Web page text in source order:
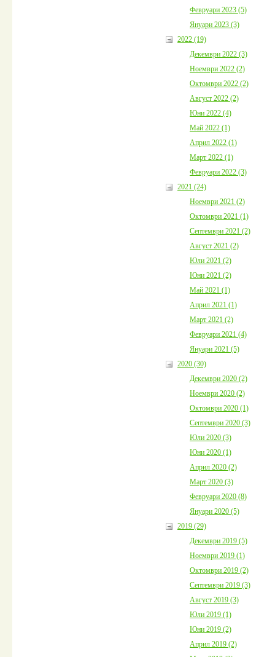
Февруари 2023 (5)
Януари 2023 (3)
2022 (19)
Декември 2022 (3)
Ноември 2022 (2)
Октомври 2022 (2)
Август 2022 (2)
Юни 2022 (4)
Май 2022 (1)
Април 2022 (1)
Март 2022 (1)
Февруари 2022 (3)
2021 (24)
Ноември 2021 (2)
Октомври 2021 (1)
Септември 2021 (2)
Август 2021 (2)
Юли 2021 (2)
Юни 2021 (2)
Май 2021 (1)
Април 2021 (1)
Март 2021 (2)
Февруари 2021 (4)
Януари 2021 (5)
2020 (30)
Декември 2020 (2)
Ноември 2020 (2)
Октомври 2020 (1)
Септември 2020 (3)
Юли 2020 (3)
Юни 2020 (1)
Април 2020 (2)
Март 2020 (3)
Февруари 2020 (8)
Януари 2020 (5)
2019 (29)
Декември 2019 (5)
Ноември 2019 (1)
Октомври 2019 (2)
Септември 2019 (3)
Август 2019 (3)
Юли 2019 (1)
Юни 2019 (2)
Април 2019 (2)